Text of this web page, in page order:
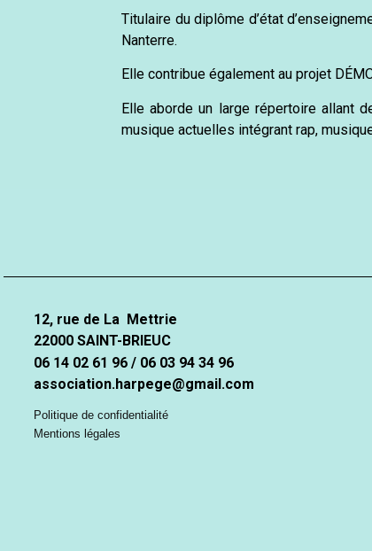
Titulaire du diplôme d’état
Nanterre.
Elle contribue également au projet
Elle aborde un large répertoire allant
musique actuelles intégrant rap,
12, rue de La Mettrie
22000 SAINT-BRIEUC
06 14 02 61 96 / 06 03 94 34 96
association.harpege@gmail.com
Politique de confidentialité
Mentions légales